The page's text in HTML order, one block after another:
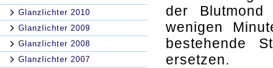
Glanzlichter 2010
Glanzlichter 2009
Glanzlichter 2008
Glanzlichter 2007
der
wenigen
bestehende
ersetzen.